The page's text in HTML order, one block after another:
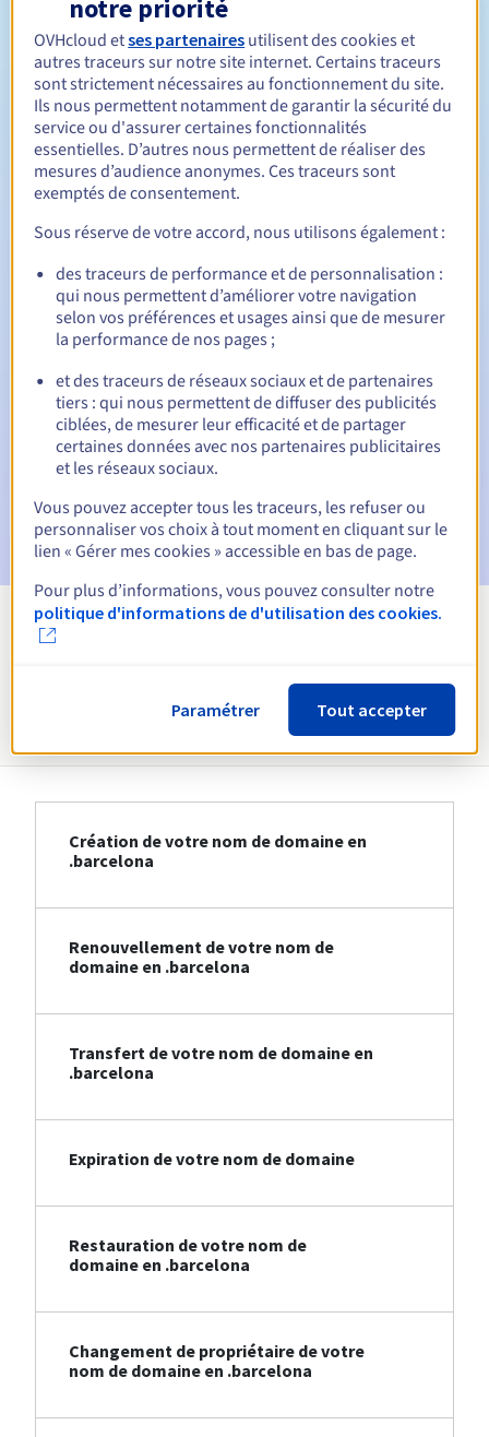
Règles de gestion et notifications
Durée de réservation Entre 1 et 10 ans
Durée de renouvellement Entre 1 et 10 ans
Période de rédemption 30 jours
Notifications automatiques :
E-mails d'avertissement :
60, 30, 15, 7 et 3 jours avant la
date d'échéance
E-mail le jour de l'expirationpour notification de la
suspension du nom de domaine
E-mail après la période de grâce de rédemptionpour
notification de la suppression du nom de domaine
Informations sur le .barcelona
Création de votre nom de domaine en
.barcelona
Renouvellement de votre nom de
domaine en .barcelona
Transfert de votre nom de domaine en
.barcelona
Expiration de votre nom de domaine
Restauration de votre nom de
domaine en .barcelona
Changement de propriétaire de votre
nom de domaine en .barcelona
notre priorité
OVHcloud etses partenaires utilisent des cookies et
autres traceurs sur notre site internet. Certains traceurs
sont strictement nécessaires au fonctionnement du site.
Ils nous permettent notamment de garantir la sécurité du
service ou d'assurer certaines fonctionnalités
essentielles. D’autres nous permettent de réaliser des
mesures d’audience anonymes. Ces traceurs sont
exemptés de consentement.
Sous réserve de votre accord, nous utilisons également :
des traceurs de performance et de personnalisation :
qui nous permettent d’améliorer votre navigation
selon vos préférences et usages ainsi que de mesurer
la performance de nos pages ;
et des traceurs de réseaux sociaux et de partenaires
tiers : qui nous permettent de diffuser des publicités
ciblées, de mesurer leur efficacité et de partager
certaines données avec nos partenaires publicitaires
et les réseaux sociaux.
Vous pouvez accepter tous les traceurs, les refuser ou
personnaliser vos choix à tout moment en cliquant sur le
lien « Gérer mes cookies » accessible en bas de page.
Pour plus d’informations, vous pouvez consulter notre
politique d'informations de d'utilisation des cookies.
Paramétrer Tout accepter